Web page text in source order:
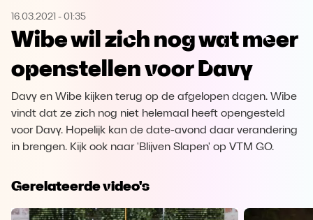
Microsoft Edge Download
Opera Download
16.03.2021 - 01:35
Wibe wil zich nog wat meer
openstellen voor Davy
Davy en Wibe kijken terug op de afgelopen dagen. Wibe
vindt dat ze zich nog niet helemaal heeft opengesteld
voor Davy. Hopelijk kan de date-avond daar verandering
in brengen. Kijk ook naar 'Blijven Slapen' op VTM GO.
Gerelateerde video's